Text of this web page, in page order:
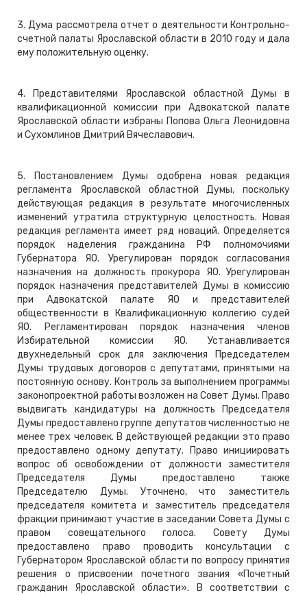
3. Дума рассмотрела отчет о деятельности Контрольно-
счетной палаты Ярославской области в 2010 году и дала
ему положительную оценку.
4. Представителями Ярославской областной Думы в
квалификационной комиссии при Адвокатской палате
Ярославской области избраны Попова Ольга Леонидовна
и Сухомлинов Дмитрий Вячеславович.
5. Постановлением Думы одобрена новая редакция
регламента Ярославской областной Думы, поскольку
действующая редакция в результате многочисленных
изменений утратила структурную целостность. Новая
редакция регламента имеет ряд новаций. Определяется
порядок наделения гражданина РФ полномочиями
Губернатора ЯО. Урегулирован порядок согласования
назначения на должность прокурора ЯО. Урегулирован
порядок назначения представителей Думы в комиссию
при Адвокатской палате ЯО и представителей
общественности в Квалификационную коллегию судей
ЯО. Регламентирован порядок назначения членов
Избирательной комиссии ЯО. Устанавливается
двухнедельный срок для заключения Председателем
Думы трудовых договоров с депутатами, принятыми на
постоянную основу. Контроль за выполнением программы
законопроектной работы возложен на Совет Думы. Право
выдвигать кандидатуры на должность Председателя
Думы предоставлено группе депутатов численностью не
менее трех человек. В действующей редакции это право
предоставлено одному депутату. Право инициировать
вопрос об освобождении от должности заместителя
Председателя Думы предоставлено также
Председателю Думы. Уточнено, что заместитель
председателя комитета и заместитель председателя
фракции принимают участие в заседании Совета Думы с
правом совещательного голоса. Совету Думы
предоставлено право проводить консультации с
Губернатором Ярославской области по вопросу принятия
решения о присвоении почетного звания «Почетный
гражданин Ярославской области». В соответствии с